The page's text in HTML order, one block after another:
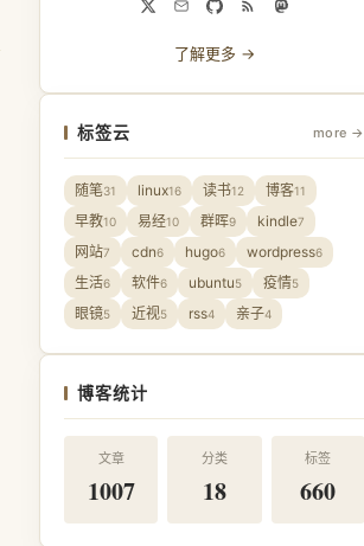
了解更多 →
标签云 more →
随笔31 linux16 读书12 博客11
早教10 易经10 群晖9 kindle7
网站7 cdn6 hugo6 wordpress6
生活6 软件6 ubuntu5 疫情5
眼镜5 近视5 rss4 亲子4
博客统计
文章
1007
分类
18
标签
660